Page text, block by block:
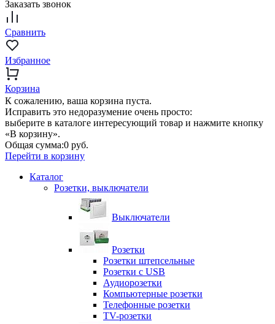
Заказать звонок
Сравнить
Избранное
Корзина
К сожалению, ваша корзина пуста.
Исправить это недоразумение очень просто:
выберите в каталоге интересующий товар и нажмите кнопку
«В корзину».
Общая сумма:0 руб.
Перейти в корзину
Каталог
Розетки, выключатели
Выключатели
Розетки
Розетки штепсельные
Розетки с USB
Аудиорозетки
Компьютерные розетки
Телефонные розетки
TV-розетки